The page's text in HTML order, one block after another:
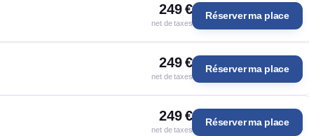
249 €
net de taxes
Réserver ma place
249 €
net de taxes
Réserver ma place
249 €
net de taxes
Réserver ma place